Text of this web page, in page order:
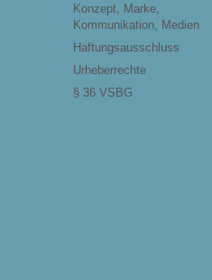
Konzept, Marke,
Kommunikation, Medien
Haftungsausschluss
Urheberrechte
§ 36 VSBG